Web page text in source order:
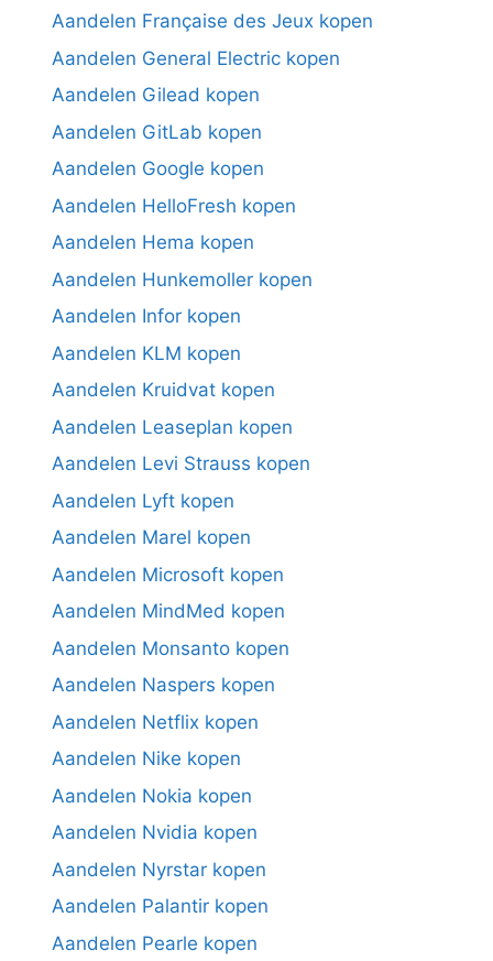
Aandelen Française des Jeux kopen
Aandelen General Electric kopen
Aandelen Gilead kopen
Aandelen GitLab kopen
Aandelen Google kopen
Aandelen HelloFresh kopen
Aandelen Hema kopen
Aandelen Hunkemoller kopen
Aandelen Infor kopen
Aandelen KLM kopen
Aandelen Kruidvat kopen
Aandelen Leaseplan kopen
Aandelen Levi Strauss kopen
Aandelen Lyft kopen
Aandelen Marel kopen
Aandelen Microsoft kopen
Aandelen MindMed kopen
Aandelen Monsanto kopen
Aandelen Naspers kopen
Aandelen Netflix kopen
Aandelen Nike kopen
Aandelen Nokia kopen
Aandelen Nvidia kopen
Aandelen Nyrstar kopen
Aandelen Palantir kopen
Aandelen Pearle kopen